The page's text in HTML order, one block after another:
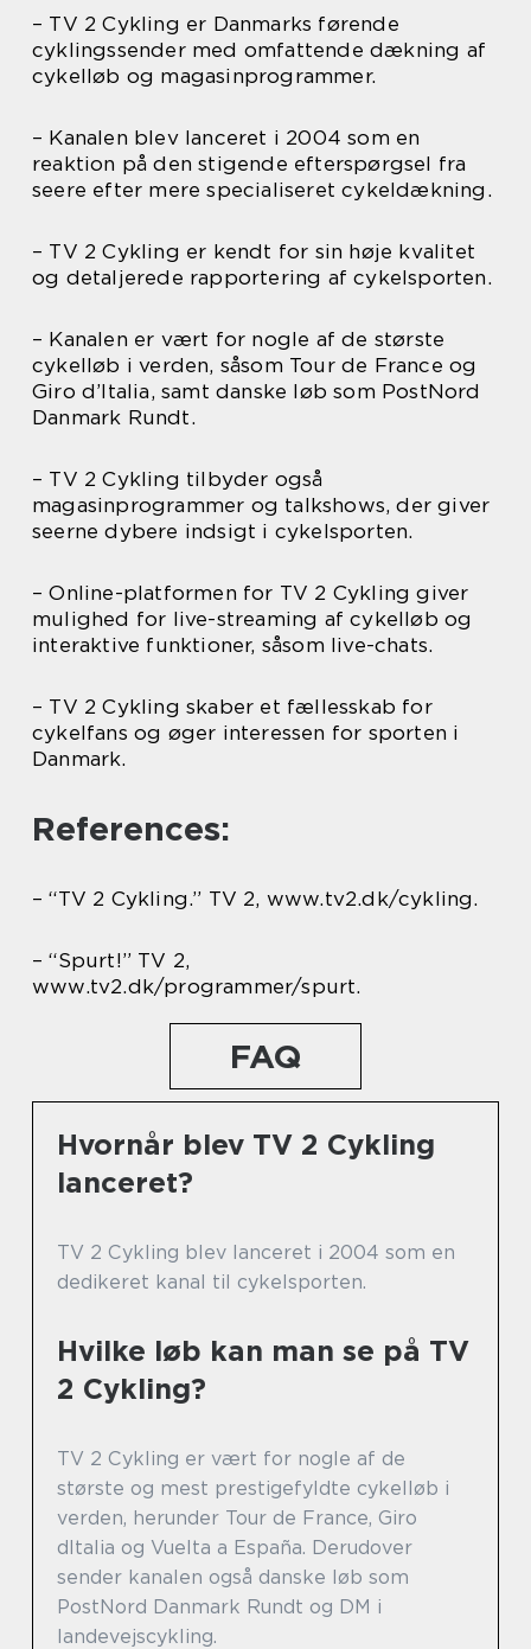
– TV 2 Cykling er Danmarks førende
cyklingssender med omfattende dækning af
cykelløb og magasinprogrammer.
– Kanalen blev lanceret i 2004 som en
reaktion på den stigende efterspørgsel fra
seere efter mere specialiseret cykeldækning.
– TV 2 Cykling er kendt for sin høje kvalitet
og detaljerede rapportering af cykelsporten.
– Kanalen er vært for nogle af de største
cykelløb i verden, såsom Tour de France og
Giro d’Italia, samt danske løb som PostNord
Danmark Rundt.
– TV 2 Cykling tilbyder også
magasinprogrammer og talkshows, der giver
seerne dybere indsigt i cykelsporten.
– Online-platformen for TV 2 Cykling giver
mulighed for live-streaming af cykelløb og
interaktive funktioner, såsom live-chats.
– TV 2 Cykling skaber et fællesskab for
cykelfans og øger interessen for sporten i
Danmark.
References:
– “TV 2 Cykling.” TV 2, www.tv2.dk/cykling.
– “Spurt!” TV 2,
www.tv2.dk/programmer/spurt.
FAQ
Hvornår blev TV 2 Cykling
lanceret?
TV 2 Cykling blev lanceret i 2004 som en
dedikeret kanal til cykelsporten.
Hvilke løb kan man se på TV
2 Cykling?
TV 2 Cykling er vært for nogle af de
største og mest prestigefyldte cykelløb i
verden, herunder Tour de France, Giro
dItalia og Vuelta a España. Derudover
sender kanalen også danske løb som
PostNord Danmark Rundt og DM i
landevejscykling.